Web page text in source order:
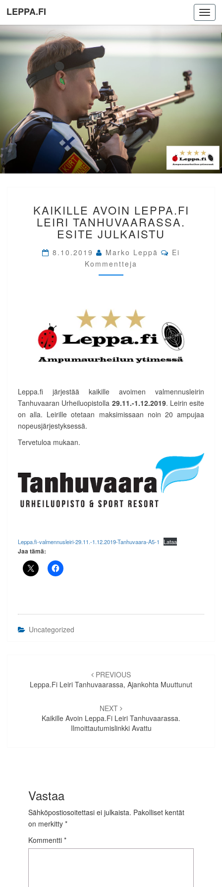
LEPPA.FI
AVOIN
LEPPA.FI
LEIRI
TANHUVAARASSA.
ESITE
JULKAISTU
KAIKILLE AVOIN LEPPA.FI
LEIRI TANHUVAARASSA.
ESITE JULKAISTU
8.10.2019 Marko Leppä Comments
Ei
Kommentteja
Leppa.fi järjestää kaikille avoimen valmennusleirin
Tanhuvaaran Urheiluopistolla 29.11.-1.12.2019. Leirin esite
on alla. Leirille otetaan maksimissaan noin 20 ampujaa
nopeusjärjestyksessä.
Tervetuloa mukaan.
Leppa.fi-valmennusleiri-29.11.-1.12.2019-Tanhuvaara-A5-1 Lataa
Jaa tämä:
Uncategorized
selaus
PREVIOUS
Leppa.fi Leiri Tanhuvaarassa, Ajankohta Muuttunut
NEXT
Kaikille Avoin Leppa.fi Leiri Tanhuvaarassa.
Ilmoittautumislinkki Avattu
Vastaa
Sähköpostiosoitettasi ei julkaista. Pakolliset kentät
on merkitty *
Kommentti *